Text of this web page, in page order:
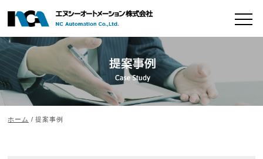
ホーム / 提案事例